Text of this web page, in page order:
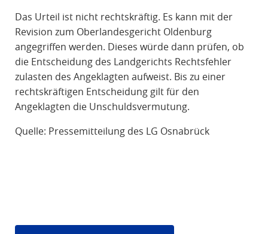
Das Urteil ist nicht rechtskräftig. Es kann mit der
Revision zum Oberlandesgericht Oldenburg
angegriffen werden. Dieses würde dann prüfen, ob
die Entscheidung des Landgerichts Rechtsfehler
zulasten des Angeklagten aufweist. Bis zu einer
rechtskräftigen Entscheidung gilt für den
Angeklagten die Unschuldsvermutung.
Quelle: Pressemitteilung des LG Osnabrück